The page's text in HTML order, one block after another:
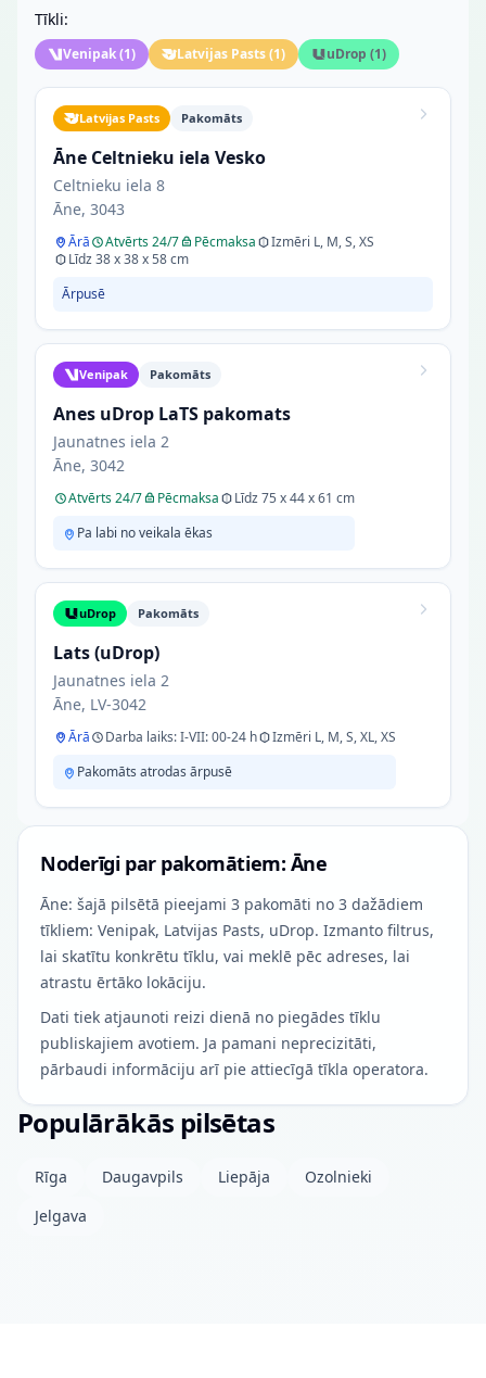
Tīkli:
Venipak(1) Latvijas Pasts(1) uDrop (1)
Latvijas Pasts Pakomāts
Āne Celtnieku iela Vesko
Celtnieku iela 8
Āne, 3043
Ārā Atvērts 24/7 Pēcmaksa
Izmēri L, M, S, XS
Līdz 38 x 38 x 58 cm
Ārpusē
Venipak Pakomāts
Anes uDrop LaTS pakomats
Jaunatnes iela 2
Āne, 3042
Atvērts 24/7 Pēcmaksa
Līdz 75 x 44 x 61 cm
Pa labi no veikala ēkas
uDrop Pakomāts
Lats (uDrop)
Jaunatnes iela 2
Āne, LV-3042
Ārā Darba laiks: I-VII: 00-24 h
Izmēri L, M, S, XL, XS
Pakomāts atrodas ārpusē
Noderīgi par pakomātiem: Āne
Āne: šajā pilsētā pieejami 3 pakomāti no 3 dažādiem
tīkliem: Venipak, Latvijas Pasts, uDrop. Izmanto filtrus,
lai skatītu konkrētu tīklu, vai meklē pēc adreses, lai
atrastu ērtāko lokāciju.
Dati tiek atjaunoti reizi dienā no piegādes tīklu
publiskajiem avotiem. Ja pamani neprecizitāti,
pārbaudi informāciju arī pie attiecīgā tīkla operatora.
Populārākās pilsētas
Rīga Daugavpils Liepāja
Ozolnieki
Jelgava